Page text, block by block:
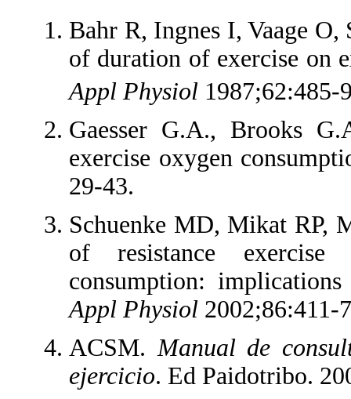
Bahr R, Ingnes I, Vaage
of duration of exercise on
Appl Physiol 1987;62:485-
Gaesser G.A., Brooks
exercise oxygen
29-43.
Schuenke MD, Mikat RP,
of resistance exercise
consumption:
Appl Physiol 2002;86:411-
ACSM. Manual de
ejercicio. Ed Paidotribo.